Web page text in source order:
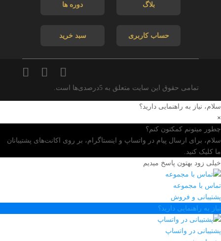
بلاگ دوره ها
حساب کاربری سبد خرید
تمامی حقوق این سایت متعلق به 5درصدی‌ها است.
سلام، نیاز به راهنمایی دارید؟
×
چطور میتونم کمکتون کنم؟
سلام، برای ارسال پیام در واتساپ و اینستاگرام، بر روی اکانت‌های پشتیبانان
ما کلیک کنید.
خیلی زود بهتون پاسخ میدیم
تماس با مجموعه
پشتیبانی و فروش
نیاز به راهنمایی دارید؟
پشتیبانی در واتساپ